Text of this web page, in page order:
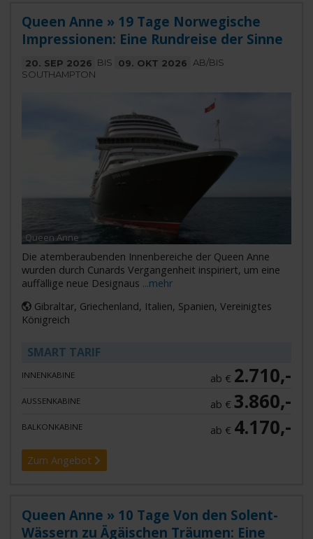
Queen Anne » 19 Tage Norwegische
Impressionen: Eine Rundreise der Sinne
20. SEP 2026 BIS 09. OKT 2026
AB/BIS
SOUTHAMPTON
Queen Anne
Die atemberaubenden Innenbereiche der Queen Anne
wurden durch Cunards Vergangenheit inspiriert, um eine
auffällige neue Designaus ...mehr
Gibraltar, Griechenland, Italien, Spanien, Vereinigtes
Königreich
SMART TARIF
INNENKABINE ab € 2.710,-
AUSSENKABINE ab €3.860,-
BALKONKABINE ab € 4.170,-
Zum Angebot
Queen Anne » 10 Tage Von den Solent-
Wässern zu Ägäischen Träumen: Eine